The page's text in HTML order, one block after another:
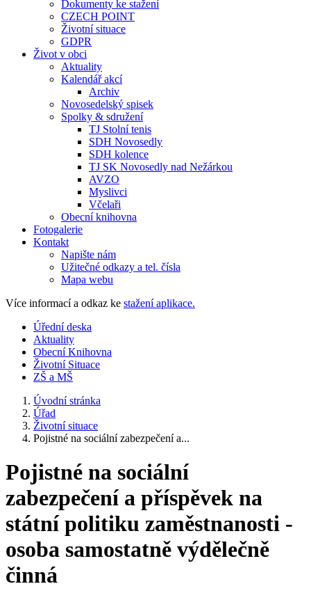
Dokumenty ke stažení
CZECH POINT
Životní situace
GDPR
Život v obci
Aktuality
Kalendář akcí
Archiv
Novosedelský spisek
Spolky & sdružení
TJ Stolní tenis
SDH Novosedly
SDH kolence
TJ SK Novosedly nad Nežárkou
AVZO
Myslivci
Včelaři
Obecní knihovna
Fotogalerie
Kontakt
Napište nám
Užitečné odkazy a tel. čísla
Mapa webu
Více informací a odkaz ke stažení aplikace.
Úřední deska
Aktuality
Obecní Knihovna
Životní Situace
ZŠ a MŠ
Úvodní stránka
Úřad
Životní situace
Pojistné na sociální zabezpečení a...
Pojistné na sociální
zabezpečení a příspěvek na
státní politiku zaměstnanosti -
osoba samostatně výdělečně
činná